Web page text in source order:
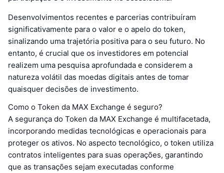
Desenvolvimentos recentes e parcerias contribuíram
significativamente para o valor e o apelo do token,
sinalizando uma trajetória positiva para o seu futuro. No
entanto, é crucial que os investidores em potencial
realizem uma pesquisa aprofundada e considerem a
natureza volátil das moedas digitais antes de tomar
quaisquer decisões de investimento.
Como o Token da MAX Exchange é seguro?
A segurança do Token da MAX Exchange é multifacetada,
incorporando medidas tecnológicas e operacionais para
proteger os ativos. No aspecto tecnológico, o token utiliza
contratos inteligentes para suas operações, garantindo
que as transações sejam executadas conforme